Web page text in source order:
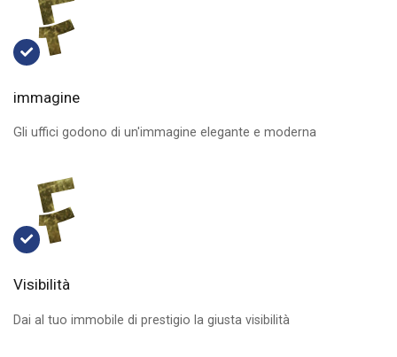
immagine
Gli uffici godono di un'immagine elegante e moderna
Visibilità
Dai al tuo immobile di prestigio la giusta visibilità